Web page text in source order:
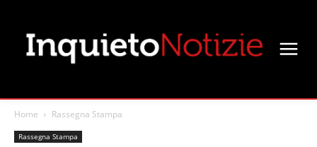
Home Rassegna Stampa
Rassegna Stampa